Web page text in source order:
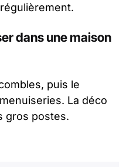
dans une maison
puis le
La déco
gros postes.